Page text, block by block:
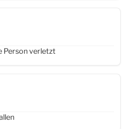
Person verletzt